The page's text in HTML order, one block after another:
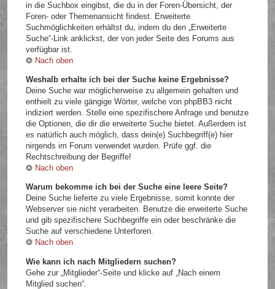
in die Suchbox eingibst, die du in der Foren-Übersicht, der
Foren- oder Themenansicht findest. Erweiterte
Suchmöglichkeiten erhältst du, indem du den „Erweiterte
Suche“-Link anklickst, der von jeder Seite des Forums aus
verfügbar ist.
Nach oben
Weshalb erhalte ich bei der Suche keine Ergebnisse?
Deine Suche war möglicherweise zu allgemein gehalten und
enthielt zu viele gängige Wörter, welche von phpBB3 nicht
indiziert werden. Stelle eine spezifischere Anfrage und benutze
die Optionen, die dir die erweiterte Suche bietet. Außerdem ist
es natürlich auch möglich, dass dein(e) Suchbegriff(e) hier
nirgends im Forum verwendet wurden. Prüfe ggf. die
Rechtschreibung der Begriffe!
Nach oben
Warum bekomme ich bei der Suche eine leere Seite?
Deine Suche lieferte zu viele Ergebnisse, somit konnte der
Webserver sie nicht verarbeiten. Benutze die erweiterte Suche
und gib spezifischere Suchbegriffe ein oder beschränke die
Suche auf verschiedene Unterforen.
Nach oben
Wie kann ich nach Mitgliedern suchen?
Gehe zur „Mitglieder“-Seite und klicke auf „Nach einem
Mitglied suchen“.